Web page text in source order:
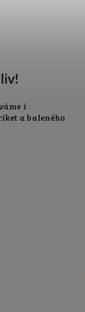
i
a baleného